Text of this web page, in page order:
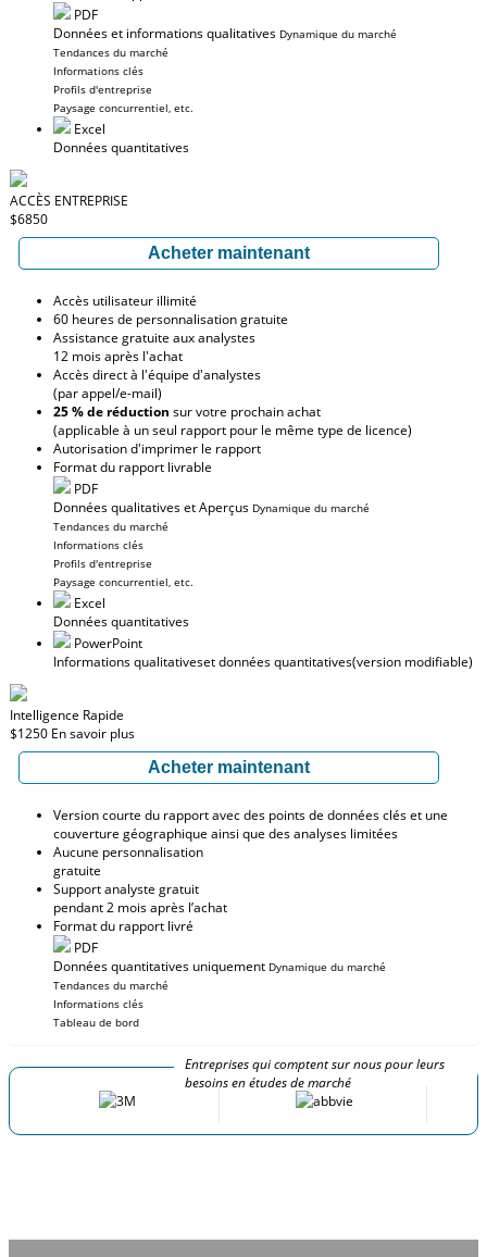
PDF
Données et informations qualitatives Dynamique du marché
Tendances du marché
Informations clés
Profils d'entreprise
Paysage concurrentiel, etc.
Excel
Données quantitatives
ACCÈS ENTREPRISE
$6850
Acheter maintenant
Accès utilisateur illimité
60 heures de personnalisation gratuite
Assistance gratuite aux analystes
12 mois après l'achat
Accès direct à l'équipe d'analystes
(par appel/e-mail)
25 % de réduction sur votre prochain achat
(applicable à un seul rapport pour le même type de licence)
Autorisation d'imprimer le rapport
Format du rapport livrable
PDF
Données qualitatives et Aperçus Dynamique du marché
Tendances du marché
Informations clés
Profils d'entreprise
Paysage concurrentiel, etc.
Excel
Données quantitatives
PowerPoint
Informations qualitativeset données quantitatives(version modifiable)
Intelligence Rapide
$1250 En savoir plus
Acheter maintenant
Version courte du rapport avec des points de données clés et une
couverture géographique ainsi que des analyses limitées
Aucune personnalisation
gratuite
Support analyste gratuit
pendant 2 mois après l’achat
Format du rapport livré
PDF
Données quantitatives uniquement Dynamique du marché
Tendances du marché
Informations clés
Tableau de bord
Entreprises qui comptent sur nous pour leurs
besoins en études de marché